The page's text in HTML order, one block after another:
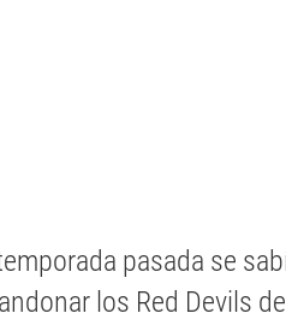
pasada se
los Red Devils